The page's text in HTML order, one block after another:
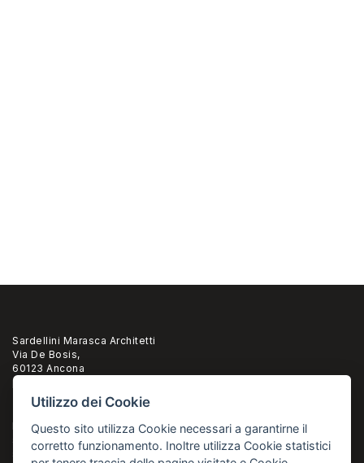
Sardellini Marasca Architetti
Via De Bosis,
60123 Ancona
pi 02294960428
T. +39 071 2073835
F.+39 071 2082631
studio@sardellinimarasca.com
sardellinimarasca@pec.it
Utilizzo dei Cookie
Questo sito utilizza Cookie necessari a garantirne il
corretto funzionamento. Inoltre utilizza Cookie statistici